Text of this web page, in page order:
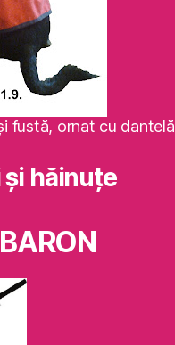
fustă, ornat cu dantelă
hăinuțe